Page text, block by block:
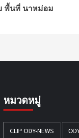
พื้นที่ นาหม่อม
หมวดหมู่
CLIP ODY-NEWS